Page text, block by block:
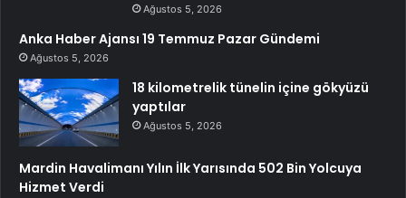
Ağustos 5, 2026
Anka Haber Ajansı 19 Temmuz Pazar Gündemi
Ağustos 5, 2026
18 kilometrelik tünelin içine gökyüzü
yaptılar
Ağustos 5, 2026
Mardin Havalimanı Yılın İlk Yarısında 502 Bin Yolcuya
Hizmet Verdi